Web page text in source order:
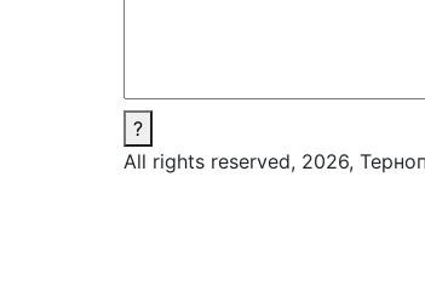
?
All rights reserved, 2026,